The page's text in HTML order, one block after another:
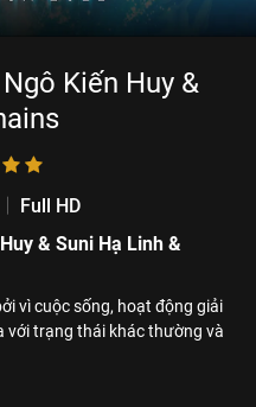
Kiến Huy &
Full HD
& Suni Hạ Linh &
vì cuộc sống, hoạt động giải
với trạng thái khác thường và